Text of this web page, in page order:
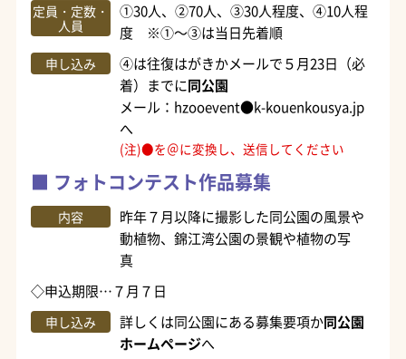
定員・定数・
人員
①30人、②70人、③30人程度、④10人程
度 ※①～③は当日先着順
申し込み
④は往復はがきかメールで５月23日（必
着）までに同公園
メール：hzooevent●k-kouenkousya.jp
へ
(注)●を＠に変換し、送信してください
フォトコンテスト作品募集
内容
昨年７月以降に撮影した同公園の風景や
動植物、錦江湾公園の景観や植物の写
真
◇申込期限…７月７日
申し込み 詳しくは同公園にある募集要項か同公園
ホームページへ